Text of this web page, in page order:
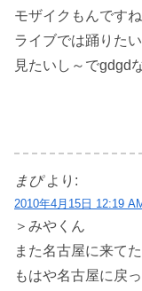
モザイクもんです
ライブでは踊りた
見たいし～でgdgd
まぴ より:
2010年4月15日 12:19
＞みやくん
また名古屋に来て
もはや名古屋に戻